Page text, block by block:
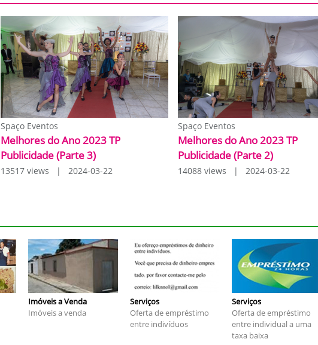
Spaço Eventos
Melhores do Ano 2023 TP
Publicidade (Parte 3)
13517 views | 2024-03-22
Spaço Eventos
Melhores do Ano 2023 TP
Publicidade (Parte 2)
14088 views | 2024-03-22
Imóveis a Venda
Imóveis a venda
Serviços
Oferta de empréstimo
entre indivíduos
Serviços
Oferta de empréstimo
entre individual a uma
taxa baixa